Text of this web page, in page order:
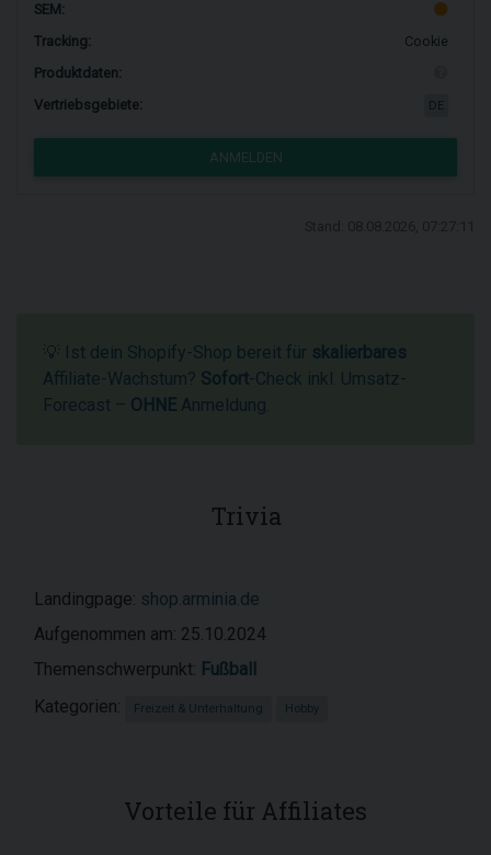
SEM:
Tracking:
Cookie
Produktdaten:
Vertriebsgebiete:
ANMELDEN
💡 Ist dein Shopify-Shop bereit für skalierbares
Affiliate-Wachstum? Sofort-Check inkl. Umsatz-
Forecast – OHNE Anmeldung.
Trivia
Landingpage: shop.arminia.de
Aufgenommen am: 25.10.2024
Themenschwerpunkt: Fußball
Kategorien:
Freizeit & Unterhaltung Hobby
Vorteile für Affiliates